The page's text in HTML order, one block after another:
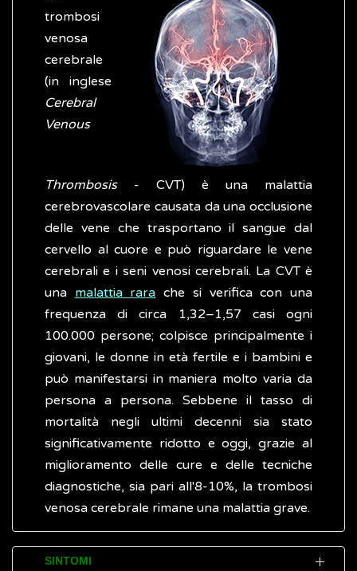
trombosi
venosa
cerebrale
(in inglese
Cerebral
Venous
Thrombosis- CVT) è una malattia
cerebrovascolare causata da una occlusione
delle vene che trasportano il sangue dal
cervello al cuore e può riguardare le vene
cerebrali e i seni venosi cerebrali. La CVT è
una malattia rara che si verifica con una
frequenza di circa 1,32–1,57 casi ogni
100.000 persone; colpisce principalmente i
giovani, le donne in età fertile e i bambini e
può manifestarsi in maniera molto varia da
persona a persona. Sebbene il tasso di
mortalità negli ultimi decenni sia stato
significativamente ridotto e oggi, grazie al
miglioramento delle cure e delle tecniche
diagnostiche, sia pari all'8-10%, la trombosi
venosa cerebrale rimane una malattia grave.
SINTOMI